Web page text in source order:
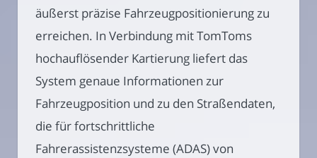
äußerst präzise Fahrzeugpositionierung zu
erreichen. In Verbindung mit TomToms
hochauflösender Kartierung liefert das
System genaue Informationen zur
Fahrzeugposition und zu den Straßendaten,
die für fortschrittliche
Fahrerassistenzsysteme (ADAS) von